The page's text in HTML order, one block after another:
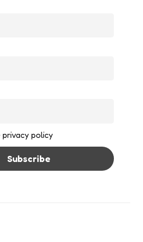
privacy policy